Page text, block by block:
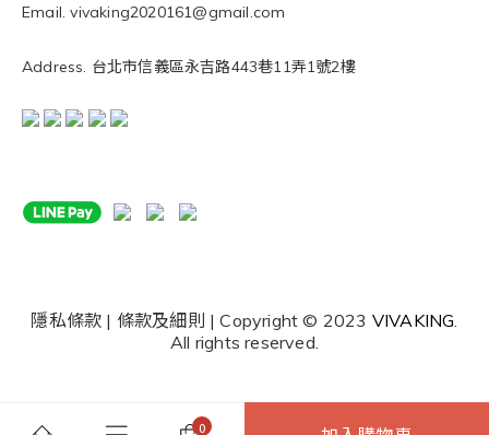
Email. vivaking2020161@gmail.com
Address. 台北市信義區永吉路443巷11弄1號2樓
隱私條款 | 條款及細則 | Copyright © 2023 VIVAKING.
All rights reserved.